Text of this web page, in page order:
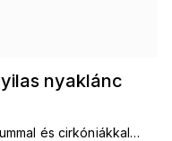
nyaklánc
és cirkóniákkal